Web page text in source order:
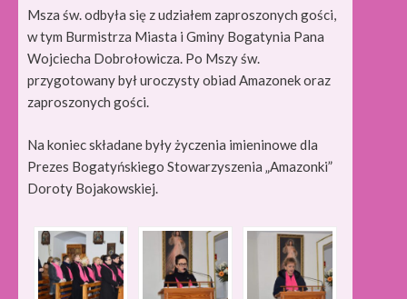
Msza św. odbyła się z udziałem zaproszonych gości,
w tym Burmistrza Miasta i Gminy Bogatynia Pana
Wojciecha Dobrołowicza. Po Mszy św.
przygotowany był uroczysty obiad Amazonek oraz
zaproszonych gości.
Na koniec składane były życzenia imieninowe dla
Prezes Bogatyńskiego Stowarzyszenia „Amazonki”
Doroty Bojakowskiej.